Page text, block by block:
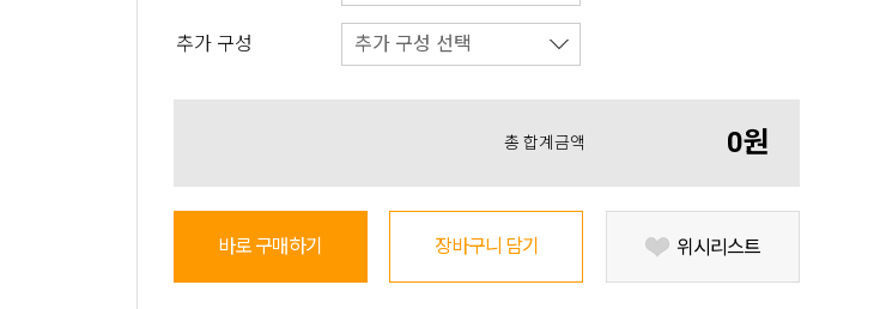
추가 구성
총 합계금액 0원
바로 구매하기 장바구니 담기 위시리스트